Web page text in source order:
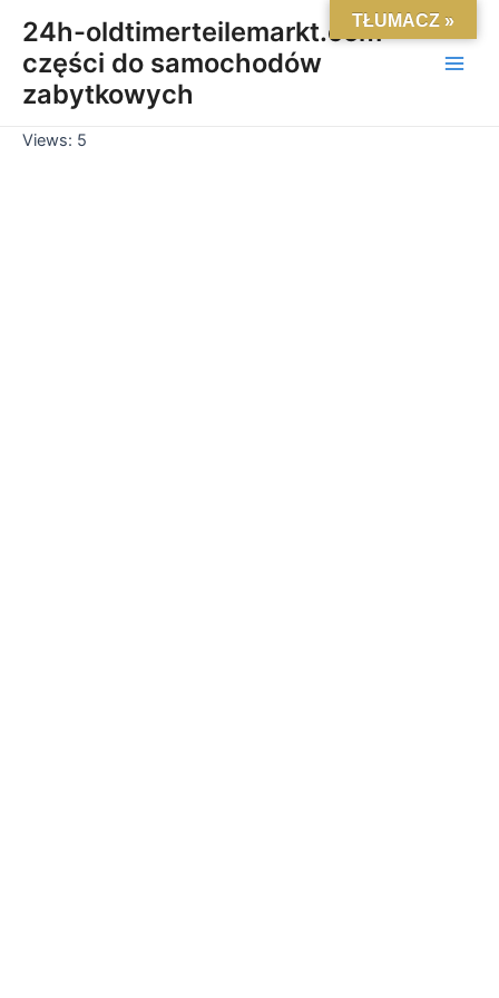
content
24h-oldtimerteilemarkt.com-
części do samochodów
zabytkowych
Main
Views: 5
TŁUMACZ »